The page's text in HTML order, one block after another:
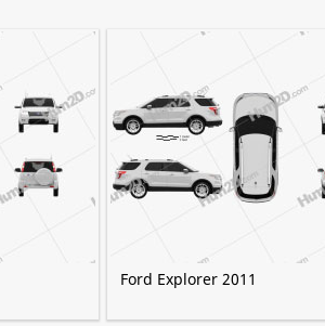
Ford Explorer 2011